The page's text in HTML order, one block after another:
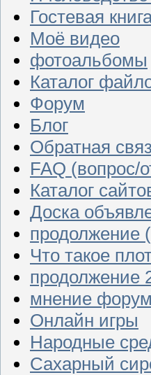
Гостевая
Моё видео
фотоальбомы
Каталог
Форум
Блог
Обратная
FAQ (вопрос/
Каталог
Доска
продолжение
Что такое
продолжение
мнение
Онлайн игры
Народные
Сахарный